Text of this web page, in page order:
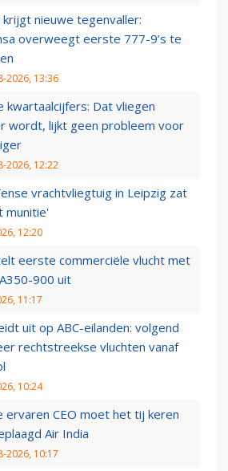
krijgt nieuwe tegenvaller:
overweegt eerste 777-9’s te
2026, 13:36
kwartaalcijfers: Dat vliegen
wordt, lijkt geen probleem voor
2026, 12:22
vrachtvliegtuig in Leipzig zat
munitie'
12:20
eerste commerciële vlucht met
900 uit
11:17
uit op ABC-eilanden: volgend
rechtstreekse vluchten vanaf
10:24
ervaren CEO moet het tij keren
Air India
2026, 10:17